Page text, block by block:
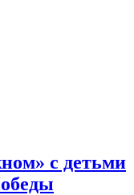
с детьми